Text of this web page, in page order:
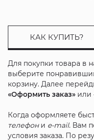
КАК КУПИТЬ?
Для покупки товара в
выберите
корзину. Далее
«Оформить заказ»или
Когда оформляете
телефони e-mail. Вам
условия заказа. По